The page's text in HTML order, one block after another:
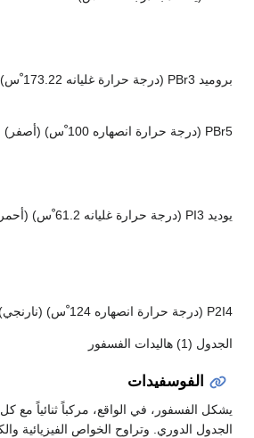
بروميد PBr3 (درجة حرارة غليانه 173.22 ْس)
PBr5 (درجة حرارة انصهاره 100 ْس) (أصفر)
يوديد PI3 (درجة حرارة غليانه 61.2 ْس) (أحمر غامق)
P2I4 (درجة حرارة انصهاره 124 ْس) (نارنجي)
الجدول (1) هاليدات الفسفور
الفوسفيدات
يشكل الفسفور، في الواقع، مركباً ثنائياً
الجدول الدوري. وتراوح الخواص الفيزيائية